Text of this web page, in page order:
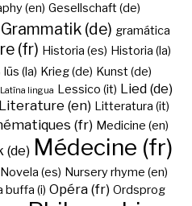
(en) Gesellschaft (de)
Grammatik (de) gramática
(fr) Historia (es) Historia (la)
Iūs (la) Krieg (de) Kunst (de)
Latīna lingua Lessico (it) Lied (de)
Literature (en) Litteratura (it)
(fr) Medicine (en)
(de) Médecine (fr)
Novela (es) Nursery rhyme (en)
buffa (i) Opéra (fr) Ordsprog